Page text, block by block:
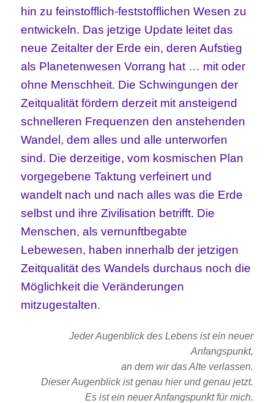
hin zu feinstofflich-feststofflichen Wesen zu
entwickeln. Das jetzige Update leitet das
neue Zeitalter der Erde ein, deren Aufstieg
als Planetenwesen Vorrang hat … mit oder
ohne Menschheit. Die Schwingungen der
Zeitqualität fördern derzeit mit ansteigend
schnelleren Frequenzen den anstehenden
Wandel, dem alles und alle unterworfen
sind. Die derzeitige, vom kosmischen Plan
vorgegebene Taktung verfeinert und
wandelt nach und nach alles was die Erde
selbst und ihre Zivilisation betrifft. Die
Menschen, als vernunftbegabte
Lebewesen, haben innerhalb der jetzigen
Zeitqualität des Wandels durchaus noch die
Möglichkeit die Veränderungen
mitzugestalten.
Jeder Augenblick des Lebens ist ein neuer
Anfangspunkt,
an dem wir das Alte verlassen.
Dieser Augenblick ist genau hier und genau jetzt.
Es ist ein neuer Anfangspunkt für mich.